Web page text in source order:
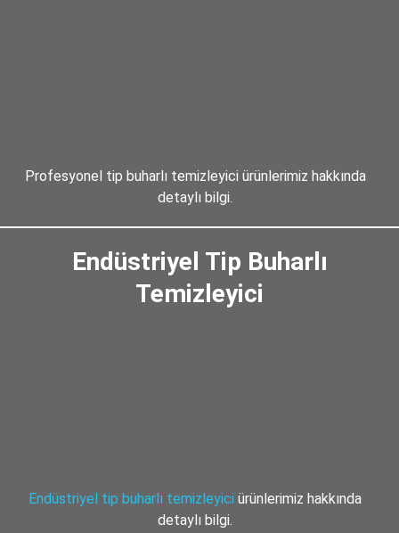
Profesyonel tip buharlı temizleyici ürünlerimiz hakkında
detaylı bilgi.
Buharlı Temizleyici
Endüstriyel Tip Buharlı
Temizleyici
Endüstriyel tip buharlı temizleyici ürünlerimiz hakkında
detaylı bilgi.